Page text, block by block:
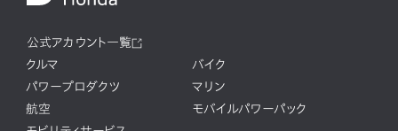
公式アカウント一覧
クルマ
バイク
パワープロダクツ
マリン
航空
モバイルパワーパック